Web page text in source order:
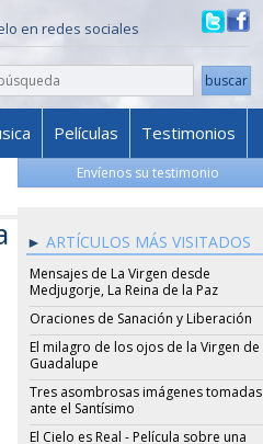
en redes sociales
Películas Testimonios
Envíenos su testimonio
ARTÍCULOS MÁS VISITADOS
Mensajes de La Virgen desde
Medjugorje, La Reina de la Paz
Oraciones de Sanación y Liberación
El milagro de los ojos de la Virgen de
Guadalupe
Tres asombrosas imágenes tomadas
ante el Santísimo
El Cielo es Real - Película sobre una